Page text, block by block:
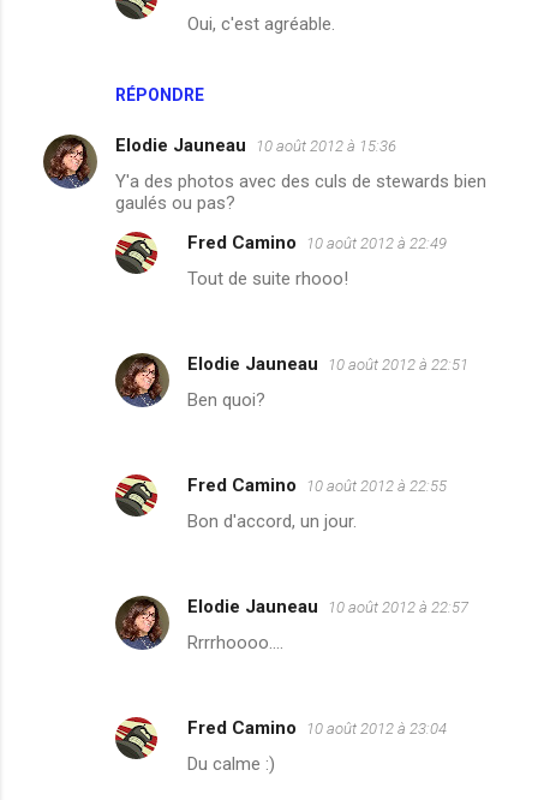
a
RÉPONDRE
Oui, c'est agréable.
Elodie Jauneau 10 août 2012 à 15:36
Y'a des photos avec des culs de stewards bien
gaulés ou pas?
Fred Camino
10 août 2012 à 22:49
Tout de suite rhooo!
Elodie Jauneau 10 août 2012 à 22:51
Ben quoi?
Fred Camino 10 août 2012 à 22:55
Bon d'accord, un jour.
Elodie Jauneau 10 août 2012 à 22:57
Rrrrhoooo....
Fred Camino 10 août 2012 à 23:04
Du calme :)